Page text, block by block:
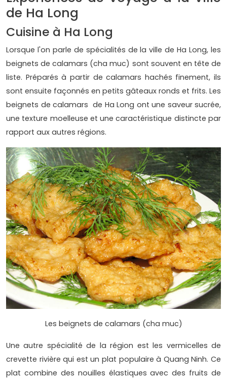
de Ha Long
Cuisine à Ha Long
Lorsque l'on parle de spécialités de la ville de Ha Long, les
beignets de calamars (cha muc) sont souvent en tête de
liste. Préparés à partir de calamars hachés finement, ils
sont ensuite façonnés en petits gâteaux ronds et frits. Les
beignets de calamars de Ha Long ont une saveur sucrée,
une texture moelleuse et une caractéristique distincte par
rapport aux autres régions.
Les beignets de calamars (cha muc)
Une autre spécialité de la région est les vermicelles de
crevette rivière qui est un plat populaire à Quang Ninh. Ce
plat combine des nouilles élastiques avec des fruits de